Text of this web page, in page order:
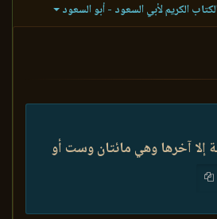
الكريم لأبي السعود - أبو السعود
إلا آخرها وهي مائتان وست أو